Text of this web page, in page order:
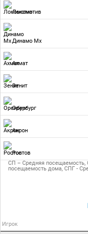
Локомотив
Динамо Мх
Ахмат
Зенит
Оренбург
Акрон
Ростов
СП – Средняя
посещаемость дома, СПГ -
Игрок